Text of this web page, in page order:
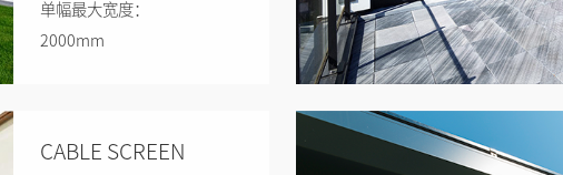
单幅最大宽度：
2000mm
4.8㎡
CABLE SCREEN